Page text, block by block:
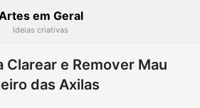
em Geral
Ideias criativas
Clarear e Remover Mau
das Axilas